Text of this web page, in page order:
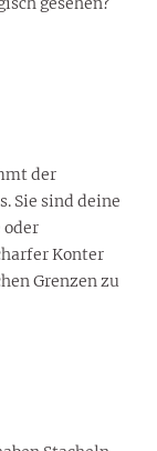
der
Sie sind deine
oder
Konter
Grenzen zu